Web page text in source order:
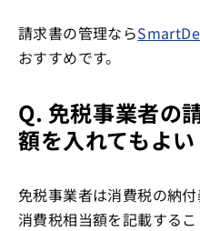
請求書の管理なら
おすすめです。
Q. 免税事業者の
額を入れてもよい
免税事業者は消費税の納
消費税相当額を記載する